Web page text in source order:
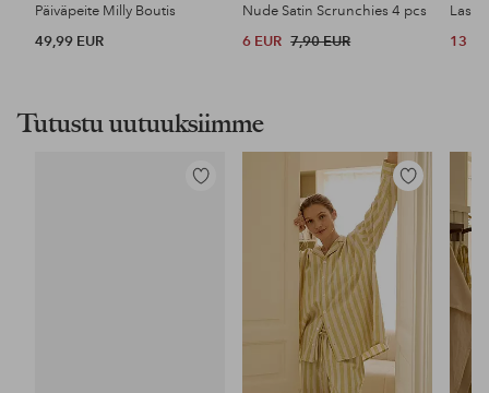
Päiväpeite Milly Boutis
49,99 EUR
Nude Satin Scrunchies 4 pcs
6 EUR 7,90 EUR 13
Tutustu uutuuksiimme
Lisää
Lisää
suosikkeihin